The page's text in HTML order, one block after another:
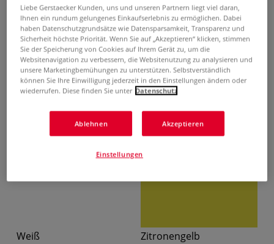
Bitte wählen Sie eine Größe aus:
Basisfarben
Metallicfarben
Bitte wählen Sie eine oder mehrere Farben aus:
Alle Farben
Weiß Zitronengelb
Liebe Gerstaecker Kunden, uns und unseren Partnern liegt viel daran,
Ihnen ein rundum gelungenes Einkaufserlebnis zu ermöglichen. Dabei
haben Datenschutzgrundsätze wie Datensparsamkeit, Transparenz und
Sicherheit höchste Priorität. Wenn Sie auf „Akzeptieren“ klicken, stimmen
Sie der Speicherung von Cookies auf Ihrem Gerät zu, um die
Websitenavigation zu verbessern, die Websitenutzung zu analysieren und
unsere Marketingbemühungen zu unterstützen. Selbstverständlich
können Sie Ihre Einwilligung jederzeit in den Einstellungen ändern oder
wiederrufen. Diese finden Sie unter Datenschutz
Ablehnen Akzeptieren
Einstellungen